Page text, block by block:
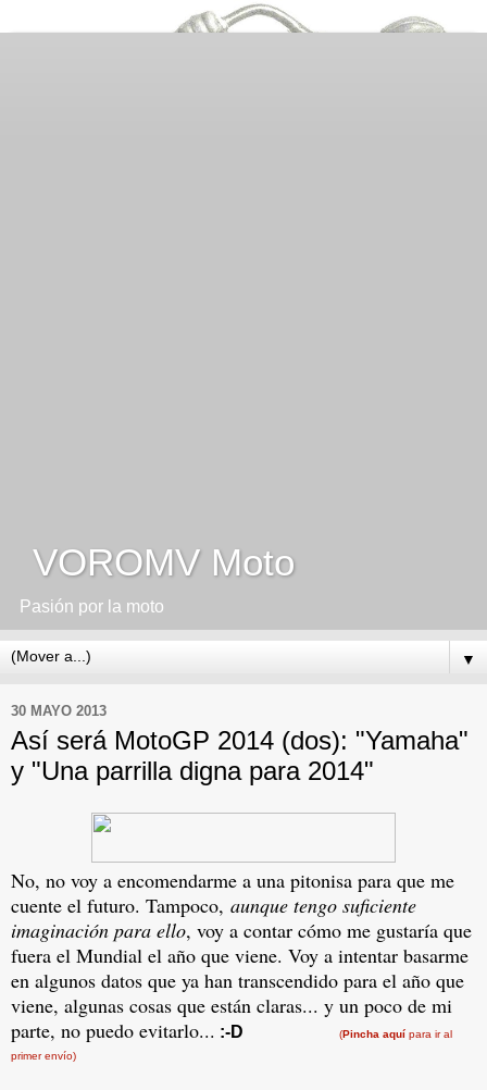
VOROMV Moto
Pasión por la moto
▼
30 MAYO 2013
Así será MotoGP 2014 (dos): "Yamaha"
y "Una parrilla digna para 2014"
No, no voy a encomendarme a una pitonisa para que me
cuente el futuro. Tampoco, aunque tengo suficiente
imaginación para ello, voy a contar cómo me gustaría que
fuera el Mundial el año que viene. Voy a intentar basarme
en algunos datos que ya han transcendido para el año que
viene, algunas cosas que están claras... y un poco de mi
parte, no puedo evitarlo... :-D (Pincha aquí para ir al
primer envío)